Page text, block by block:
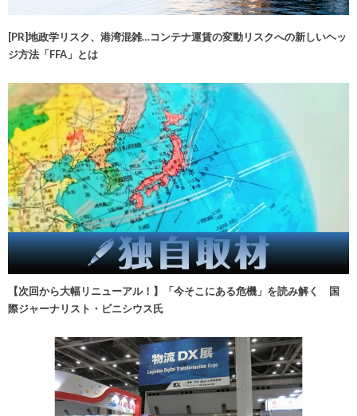
[PR]地政学リスク、港湾混雑…コンテナ運賃の変動リスクへの新しいヘッ
ジ方法「FFA」とは
【次回から大幅リニューアル！】「今そこにある危機」を読み解く 国
際ジャーナリスト・ビニシウス氏